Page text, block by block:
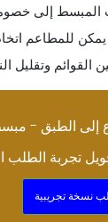
المبسط إلى
يمكن للمطاعم
نسخة تجريبية